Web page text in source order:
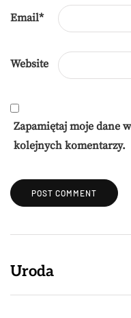
Email*
Website
Zapamiętaj moje dane
kolejnych komentarzy.
Uroda